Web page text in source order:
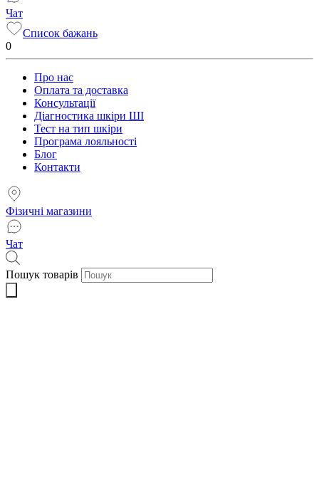
Чат
Список бажань
0
Про нас
Оплата та доставка
Консультації
Діагностика шкіри ШІ
Тест на тип шкіри
Програма лояльності
Блог
Контакти
Фізичні магазини
Чат
Пошук товарів